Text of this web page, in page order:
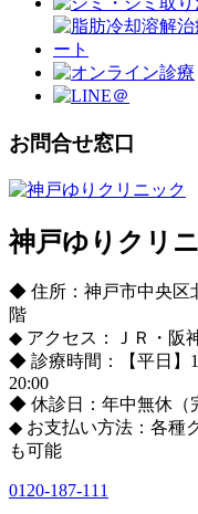
お問合せ窓口
神戸ゆりクリ
◆ 住所：神戸市中央区
階
◆ アクセス：ＪＲ・阪
◆ 診療時間：【平日】
20:00
◆ 休診日：年中無休（
◆ お支払い方法：各種
も可能
0120-187-111